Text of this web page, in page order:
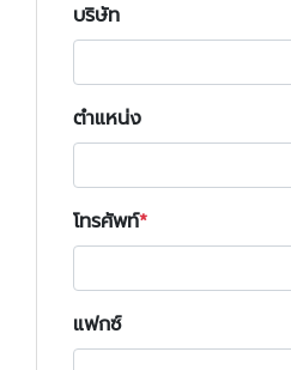
บริษัท
ตำแหน่ง
โทรศัพท์
แฟกซ์